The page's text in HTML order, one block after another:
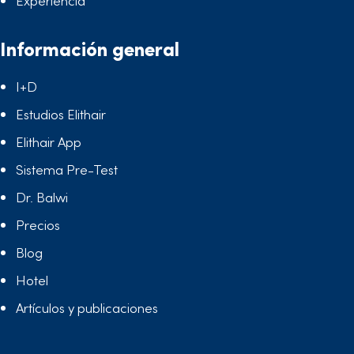
Información general
I+D
Estudios Elithair
Elithair App
Sistema Pre-Test
Dr. Balwi
Precios
Blog
Hotel
Artículos y publicaciones